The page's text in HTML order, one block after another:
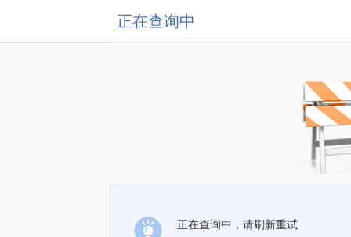
正在查询中
正在查询中，请刷新重试